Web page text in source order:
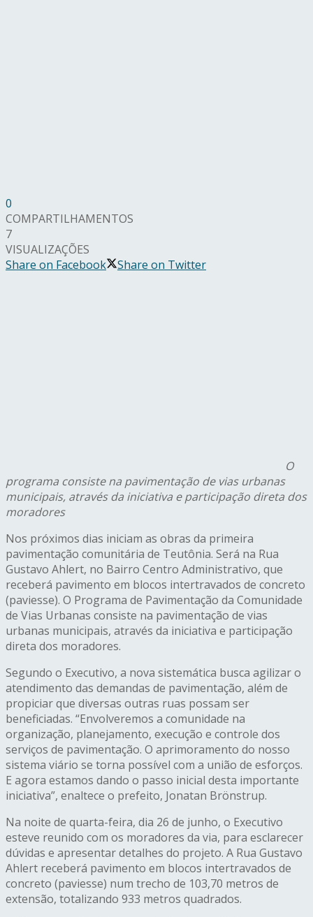
0
COMPARTILHAMENTOS
7
VISUALIZAÇÕES
Share on Facebook
Share on Twitter
O
programa consiste na pavimentação de vias urbanas
municipais, através da iniciativa e participação direta dos
moradores
Nos próximos dias iniciam as obras da primeira
pavimentação comunitária de Teutônia. Será na Rua
Gustavo Ahlert, no Bairro Centro Administrativo, que
receberá pavimento em blocos intertravados de concreto
(paviesse). O Programa de Pavimentação da Comunidade
de Vias Urbanas consiste na pavimentação de vias
urbanas municipais, através da iniciativa e participação
direta dos moradores.
Segundo o Executivo, a nova sistemática busca agilizar o
atendimento das demandas de pavimentação, além de
propiciar que diversas outras ruas possam ser
beneficiadas. “Envolveremos a comunidade na
organização, planejamento, execução e controle dos
serviços de pavimentação. O aprimoramento do nosso
sistema viário se torna possível com a união de esforços.
E agora estamos dando o passo inicial desta importante
iniciativa”, enaltece o prefeito, Jonatan Brönstrup.
Na noite de quarta-feira, dia 26 de junho, o Executivo
esteve reunido com os moradores da via, para esclarecer
dúvidas e apresentar detalhes do projeto. A Rua Gustavo
Ahlert receberá pavimento em blocos intertravados de
concreto (paviesse) num trecho de 103,70 metros de
extensão, totalizando 933 metros quadrados.